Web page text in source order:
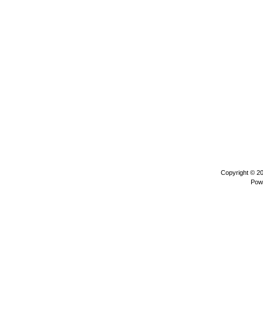
Copyright ©